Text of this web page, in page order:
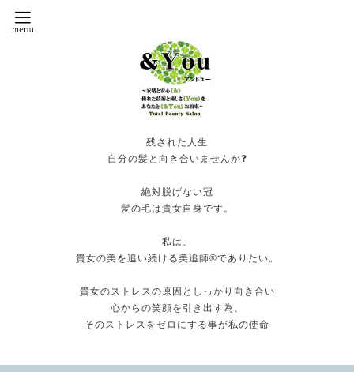
残された人生
自分の髪と向き合いませんか❓
絶対脱げない冠
髪の毛は貴女自身です。
私は、
貴女の美を追い続ける美追師®️でありたい。
貴女のストレスの原因としっかり向き合い
心からの笑顔を引き出す為、
そのストレスをゼロにする事が私の使命